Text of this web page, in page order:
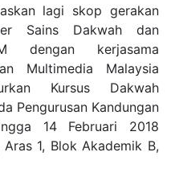
lagi skop gerakan
Sains Dakwah dan
dengan kerjasama
Multimedia Malaysia
Kursus Dakwah
Pengurusan Kandungan
14 Februari 2018
1, Blok Akademik B,